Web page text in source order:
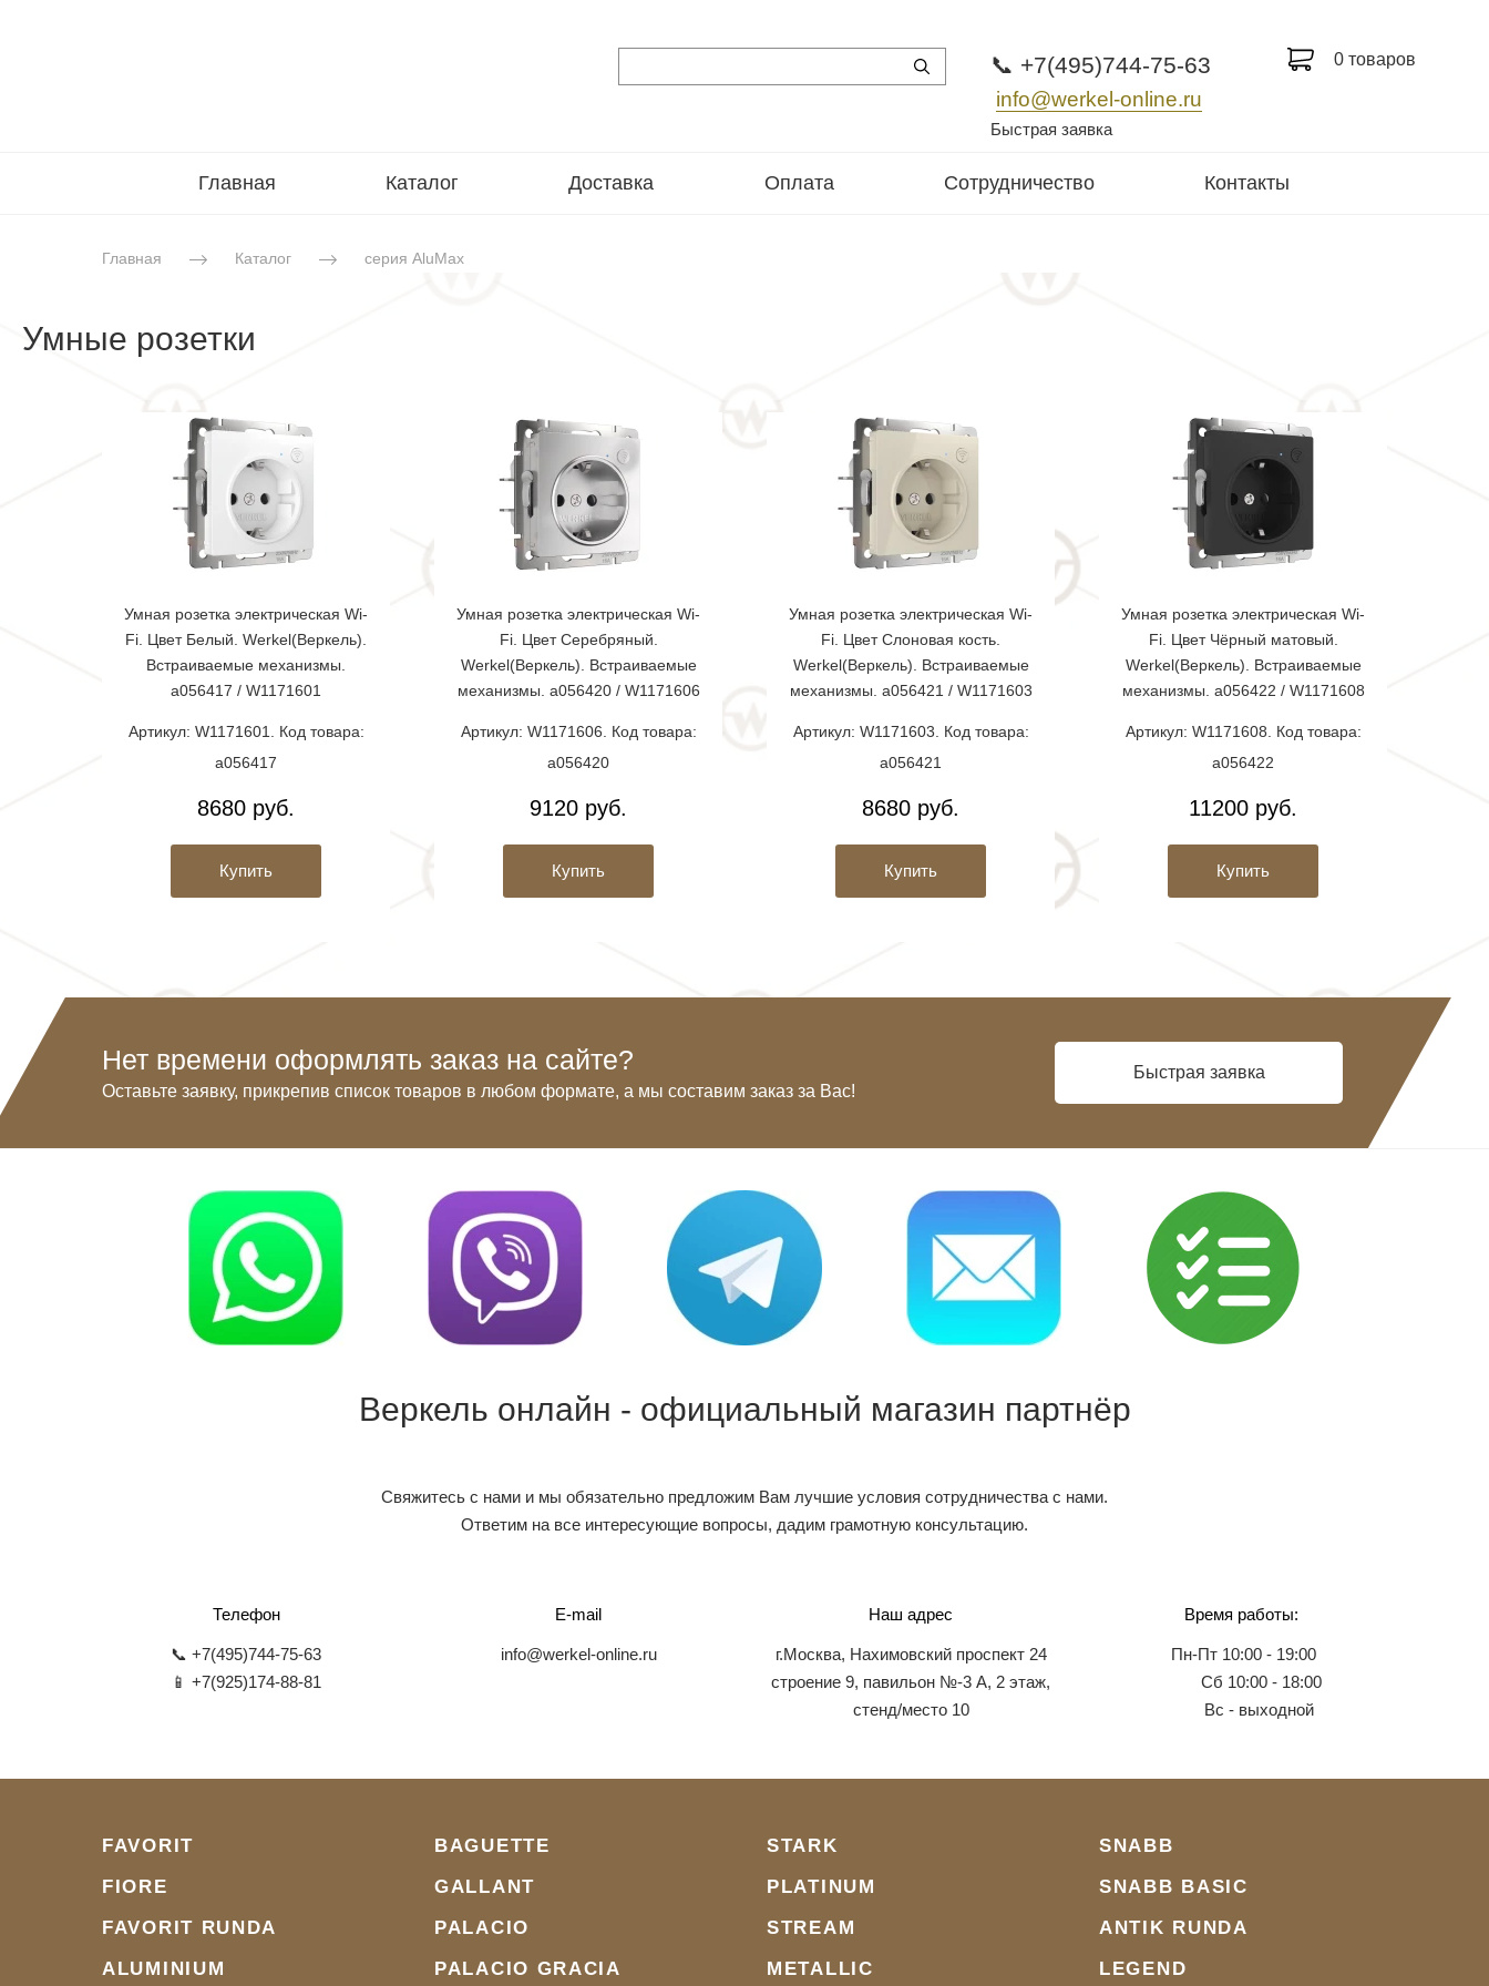
📞 +7(495)744-75-63
info@werkel-online.ru
Быстрая заявка
0 товаров
Главная Каталог Доставка Оплата Сотрудничество Контакты
Главная Каталог серия AluMax
Умные розетки
Умная розетка электрическая Wi-
Fi. Цвет Белый. Werkel(Веркель).
Встраиваемые механизмы.
a056417 / W1171601
Артикул: W1171601. Код товара:
a056417
8680 руб.
Купить
Умная розетка электрическая Wi-
Fi. Цвет Серебряный.
Werkel(Веркель). Встраиваемые
механизмы. a056420 / W1171606
Артикул: W1171606. Код товара:
a056420
9120 руб.
Купить
Умная розетка электрическая Wi-
Fi. Цвет Слоновая кость.
Werkel(Веркель). Встраиваемые
механизмы. a056421 / W1171603
Артикул: W1171603. Код товара:
a056421
8680 руб.
Купить
Умная розетка электрическая Wi-
Fi. Цвет Чёрный матовый.
Werkel(Веркель). Встраиваемые
механизмы. a056422 / W1171608
Артикул: W1171608. Код товара:
a056422
11200 руб.
Купить
Нет времени оформлять заказ на сайте?
Оставьте заявку, прикрепив список товаров в любом формате, а мы составим заказ за Вас!
Быстрая заявка
Веркель онлайн - официальный магазин партнёр
Свяжитесь с нами и мы обязательно предложим Вам лучшие условия сотрудничества с нами.
Ответим на все интересующие вопросы, дадим грамотную консультацию.
Телефон
📞 +7(495)744-75-63
📱 +7(925)174-88-81
E-mail
info@werkel-online.ru
Наш адрес
г.Москва, Нахимовский проспект 24
строение 9, павильон №-3 А, 2 этаж,
стенд/место 10
Время работы:
Пн-Пт 10:00 - 19:00
Сб 10:00 - 18:00
Вс - выходной
FAVORIT
FIORE
FAVORIT RUNDA
ALUMINIUM
BAGUETTE
GALLANT
PALACIO
PALACIO GRACIA
STARK
PLATINUM
STREAM
METALLIC
SNABB
SNABB BASIC
ANTIK RUNDA
LEGEND